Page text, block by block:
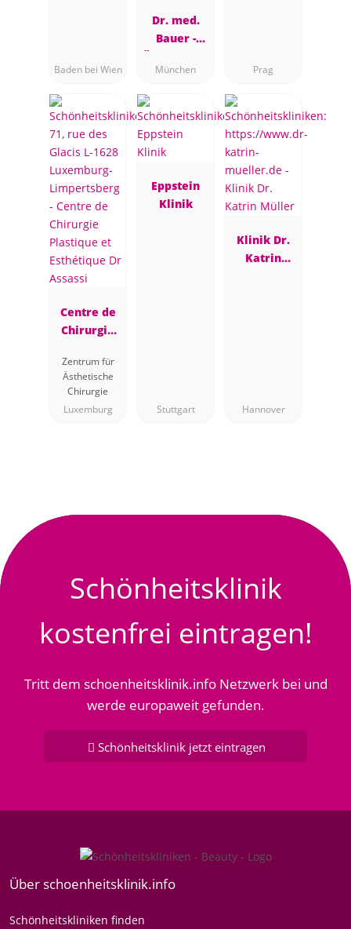
Baden bei Wien
Dr. med.
Bauer -
Ästhetische
Brustchirur
München Prag
Centre de
Chirurgie
Esthétique
Dr Assassi
Zentrum für
Ästhetische
Chirurgie
Luxemburg
Eppstein
Klinik
Stuttgart
Klinik Dr.
Katrin
Hannover
Schönheitsklinik
kostenfrei eintragen!
Tritt dem schoenheitsklinik.info Netzwerk bei und
werde europaweit gefunden.
Schönheitsklinik jetzt eintragen
Über schoenheitsklinik.info
Schönheitskliniken finden